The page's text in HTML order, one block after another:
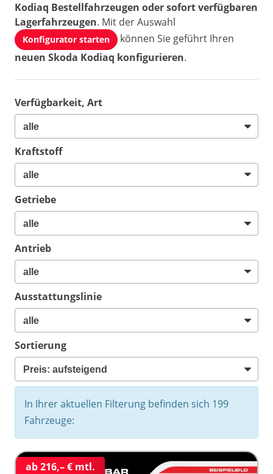
Kodiaq Bestellfahrzeugen oder sofort verfügbaren
Lagerfahrzeugen. Mit der Auswahl
Konfigurator starten
können Sie geführt Ihren
neuen Skoda Kodiaq konfigurieren.
Verfügbarkeit, Art
Kraftstoff
Getriebe
Antrieb
Ausstattungslinie
Sortierung
In Ihrer aktuellen Filterung befinden sich 199
Fahrzeuge:
ab 216,– € mtl.